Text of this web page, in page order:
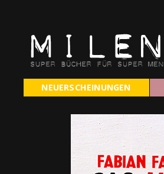
NEUERSCHEINUNGEN